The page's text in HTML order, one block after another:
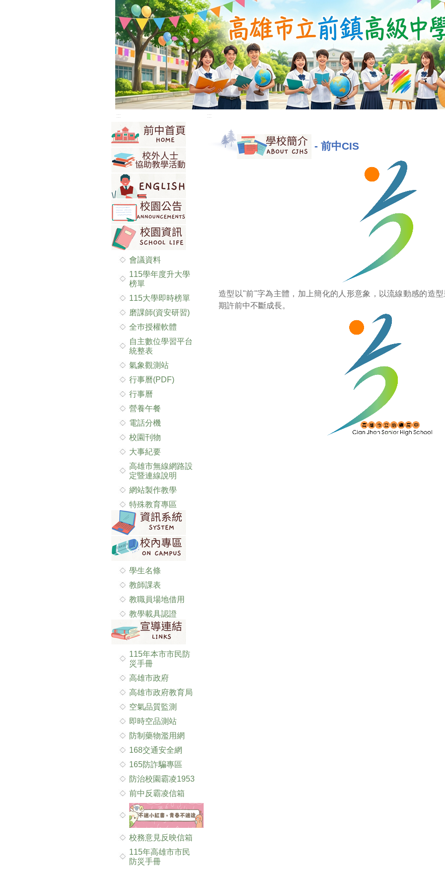
:::
會議資料
115學年度升大學
榜單
115大學即時榜單
磨課師(資安研習)
全巿授權軟體
自主數位學習平台
統整表
氣象觀測站
行事曆(PDF)
行事曆
營養午餐
電話分機
校園刊物
大事紀要
高雄市無線網路設
定暨連線說明
網站製作教學
特殊教育專區
學生名條
教師課表
教職員場地借用
教學載具認證
115年本市市民防
災手冊
高雄市政府
高雄市政府教育局
空氣品質監測
即時空品測站
防制藥物濫用網
168交通安全網
165防詐騙專區
防治校園霸凌1953
前中反霸凌信箱
校務意見反映信箱
115年高雄市市民
防災手冊
:::
- 前中CIS
造型以"前"字為主體，加上簡化的人形意象，以流線動感的造型
期許前中不斷成長。